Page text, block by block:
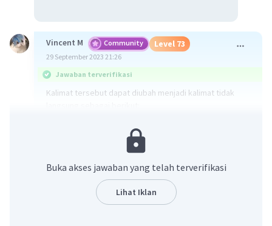
Vincent M Community Level 73
29 September 2023 21:26
Jawaban terverifikasi
Kalimat tersebut dapat diubah menjadi kalimat tidak
B. Rudi menyuruh Fikri berhenti.
Sehingga, kalimat yang benar adalah "Rudi menyuruh
Fikri berhenti."
Beri Rating· 1) Balas
Buka akses jawaban yang telah terverifikasi
Lihat Iklan